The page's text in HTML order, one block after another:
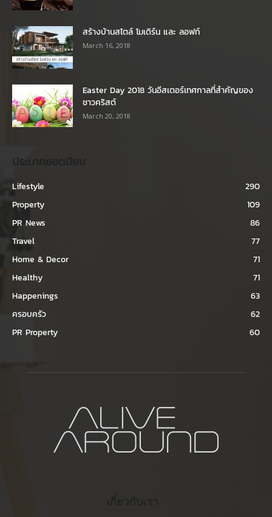
สร้างบ้านสไตล์ โมเดิร์น และ ลอฟท์
March 16, 2018
Easter Day 2018 วันอีสเตอร์เทศกาลที่สำคัญของ
ชาวคริสต์
March 20, 2018
Lifestyle
290
Property
109
PR News
86
Travel
77
Home & Decor
71
Healthy
71
Happenings
63
ครอบครัว
62
PR Property
60